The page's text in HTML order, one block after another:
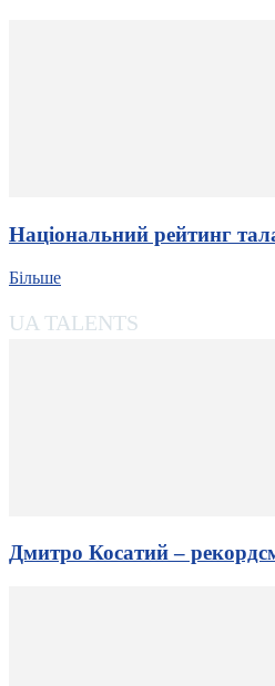
Національний рейтинг
Більше
UA TALENTS
Дмитро Косатий –